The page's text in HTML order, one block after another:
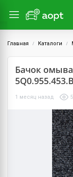
Главная Каталоги
Бачок
1 месяц назад